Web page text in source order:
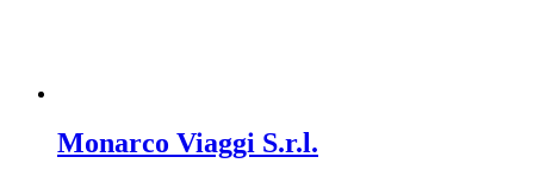
Monarco Viaggi S.r.l.